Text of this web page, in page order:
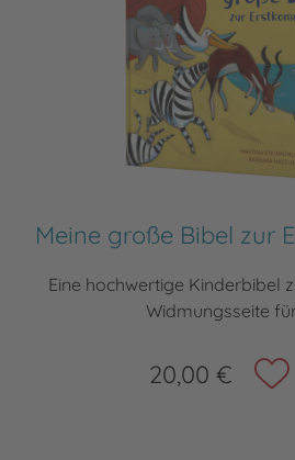
Meine große Bibel zur
Eine hochwertige Kinderbibel
Widmungsseite
20,00 €